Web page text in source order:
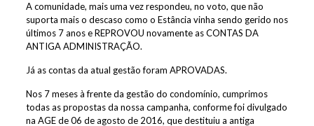
A comunidade, mais uma vez respondeu, no voto, que não
suporta mais o descaso como o Estância vinha sendo gerido nos
últimos 7 anos e REPROVOU novamente as CONTAS DA
ANTIGA ADMINISTRAÇÃO.
Já as contas da atual gestão foram APROVADAS.
Nos 7 meses à frente da gestão do condomínio, cumprimos
todas as propostas da nossa campanha, conforme foi divulgado
na AGE de 06 de agosto de 2016, que destituiu a antiga